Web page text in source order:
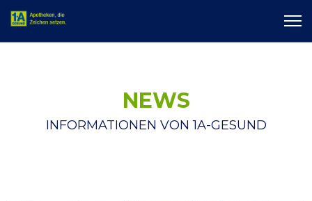
NEWS
INFORMATIONEN VON 1A-GESUND